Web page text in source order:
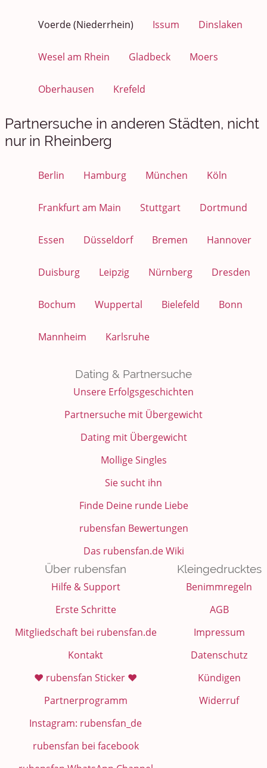
Voerde (Niederrhein) Issum Dinslaken
Wesel am Rhein Gladbeck Moers
Oberhausen Krefeld
Partnersuche in anderen Städten, nicht
nur in Rheinberg
Berlin Hamburg München Köln
Frankfurt am Main Stuttgart Dortmund
Essen Düsseldorf Bremen Hannover
Duisburg Leipzig Nürnberg Dresden
Bochum Wuppertal Bielefeld Bonn
Mannheim Karlsruhe
Dating & Partnersuche
Unsere Erfolgsgeschichten
Partnersuche mit Übergewicht
Dating mit Übergewicht
Mollige Singles
Sie sucht ihn
Finde Deine runde Liebe
rubensfan Bewertungen
Das rubensfan.de Wiki
Über rubensfan
Hilfe & Support
Erste Schritte
Mitgliedschaft bei rubensfan.de
Kontakt
❤️ rubensfan Sticker ❤️
Partnerprogramm
Instagram: rubensfan_de
rubensfan bei facebook
Kleingedrucktes
Benimmregeln
AGB
Impressum
Datenschutz
Kündigen
Widerruf